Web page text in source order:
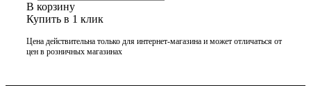
В корзину
Купить в 1 клик
Цена действительна только для интернет-магазина и может отличаться от
цен в розничных магазинах